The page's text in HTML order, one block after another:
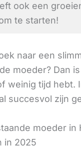
ook een
te starten!
naar een
moeder? Dan
weinig tijd hebt.
succesvol zijn
moeder
in 2025